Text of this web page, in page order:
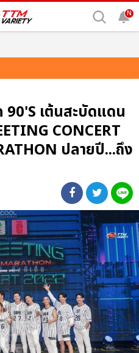
N
90'S เต้นสะบัดแดน
CONCERT
ปลายปี...ถึง